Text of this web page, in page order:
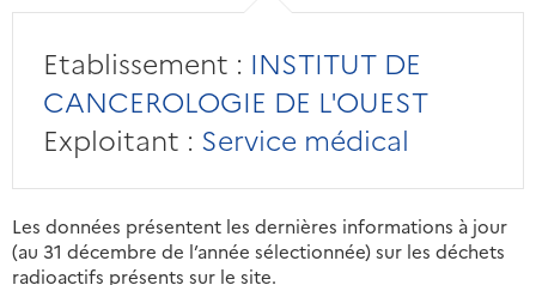
Etablissement : INSTITUT DE
CANCEROLOGIE DE L'OUEST
Exploitant : Service médical
Les données présentent les dernières informations à jour
(au 31 décembre de l’année sélectionnée) sur les déchets
radioactifs présents sur le site.